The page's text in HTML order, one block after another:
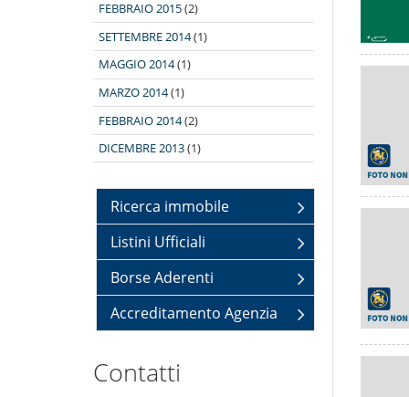
FEBBRAIO 2015(2)
SETTEMBRE 2014(1)
MAGGIO 2014(1)
MARZO 2014(1)
FEBBRAIO 2014(2)
DICEMBRE 2013(1)
Ricerca immobile
Listini Ufficiali
Borse Aderenti
Accreditamento Agenzia
Contatti